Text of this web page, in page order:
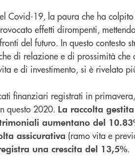
Covid-19, la paura che ha
effetti dirompenti,
del futuro. In questo contesto
di relazione e di prossimità che
e di investimento, si è rivelato
finanziari registrati in
questo 2020. La raccolta
aumentano del
assicurativa (ramo vita e
una crescita del 13,5%.